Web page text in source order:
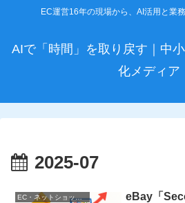
EC運営16年の現場から、AI活用と業
AIで「時間」を取り戻す｜中
化メディア
2025-07
EC・ネットショップ運営
eBay「